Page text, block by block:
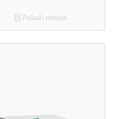
Pokaži detalje